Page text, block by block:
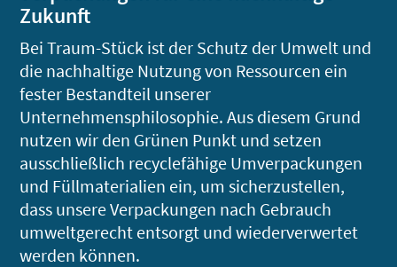
Zukunft
Bei Traum-Stück ist der Schutz der Umwelt und
die nachhaltige Nutzung von Ressourcen ein
fester Bestandteil unserer
Unternehmensphilosophie. Aus diesem Grund
nutzen wir den Grünen Punkt und setzen
ausschließlich recyclefähige Umverpackungen
und Füllmaterialien ein, um sicherzustellen,
dass unsere Verpackungen nach Gebrauch
umweltgerecht entsorgt und wiederverwertet
werden können.